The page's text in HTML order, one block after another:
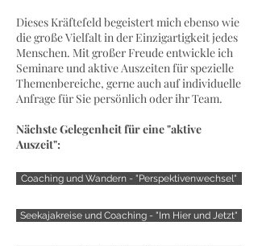
Dieses Kräftefeld begeistert mich ebenso wie
die große Vielfalt in der Einzigartigkeit jedes
Menschen. Mit großer Freude entwickle ich
Seminare und aktive Auszeiten für spezielle
Themenbereiche, gerne auch auf individuelle
Anfrage für Sie persönlich oder ihr Team.
Nächste Gelegenheit für eine "aktive
Auszeit":
Coaching und Wandern - "Perspektivenwechsel"
Seekajakreise und Coaching - "Im Hier und Jetzt"